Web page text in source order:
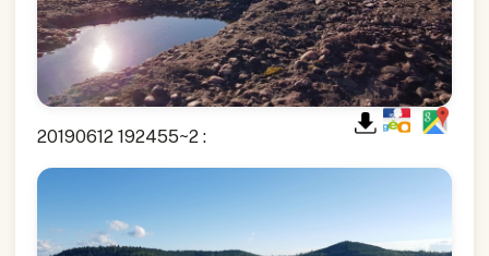
20190612 192455~2 :